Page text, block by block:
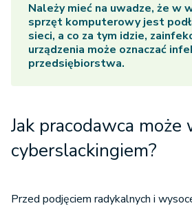
Należy mieć na uwadze, że w
sprzęt komputerowy jest
sieci, a co za tym idzie,
urządzenia może oznaczać
przedsiębiorstwa.
Jak pracodawca może
cyberslackingiem?
Przed podjęciem radykalnych i